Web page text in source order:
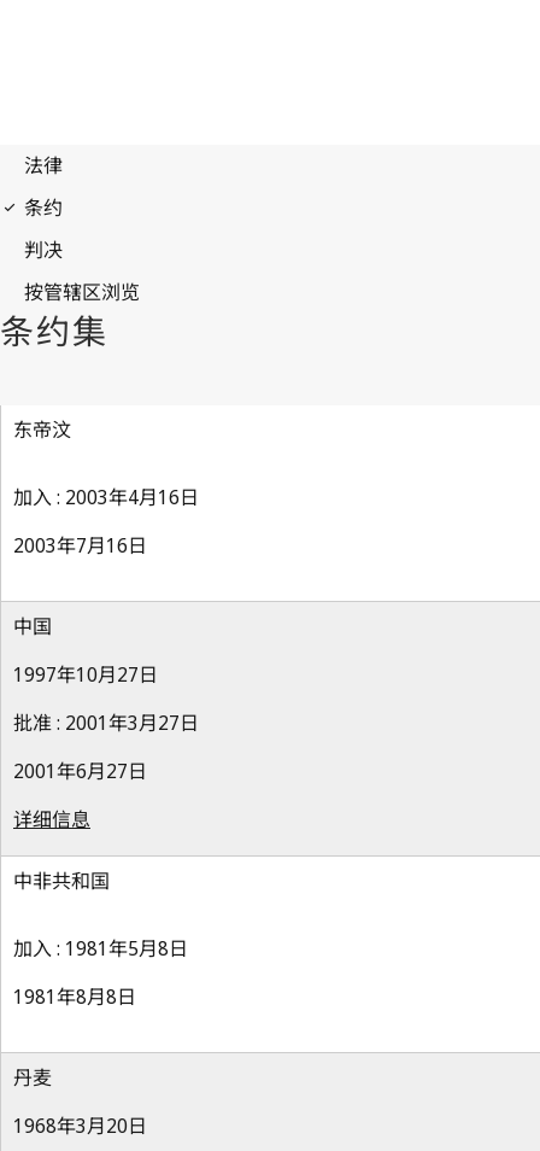
东帝汶
加入 : 2003年4月16日
2003年7月16日
中国
1997年10月27日
批准 : 2001年3月27日
2001年6月27日
详细信息
中非共和国
加入 : 1981年5月8日
1981年8月8日
丹麦
1968年3月20日